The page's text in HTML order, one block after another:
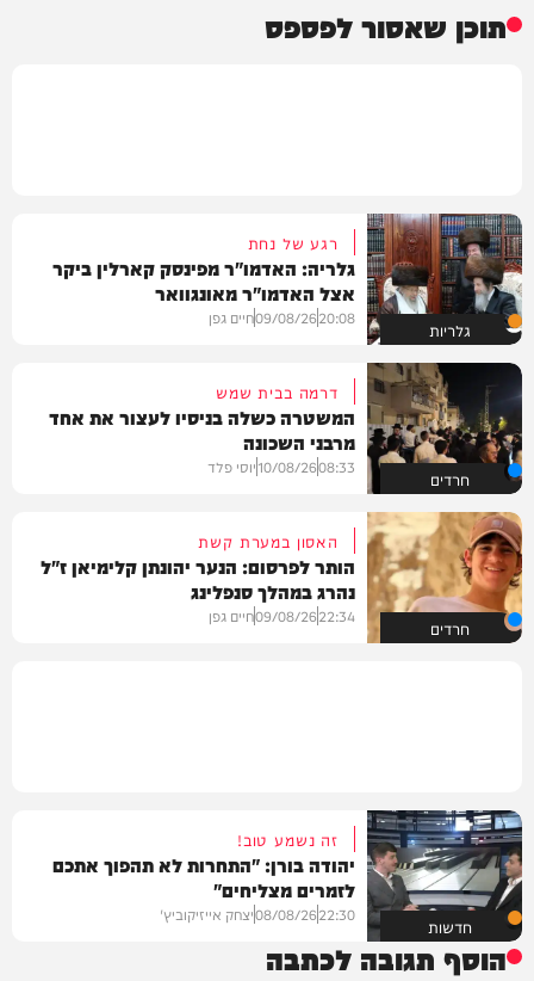
תוכן שאסור לפספס
גלריות
רגע של נחת
גלריה: האדמו"ר מפינסק קארלין ביקר
אצל האדמו"ר מאונגוואר
20:08
09/08/26חיים גפן
חרדים
דרמה בבית שמש
המשטרה כשלה בניסיו לעצור את אחד
מרבני השכונה
08:33
10/08/26יוסי פלד
חרדים
האסון במערת קשת
הותר לפרסום: הנער יהונתן קלימיאן ז"ל
נהרג במהלך סנפלינג
22:34
09/08/26חיים גפן
חדשות
זה נשמע טוב!
יהודה בורן: "התחרות לא תהפוך אתכם
לזמרים מצליחים"
22:30
08/08/26יצחק אייזיקוביץ'
הוסף תגובה לכתבה